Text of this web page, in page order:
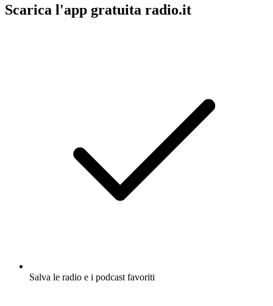
Scarica l'app gratuita radio.it
Salva le radio e i podcast favoriti